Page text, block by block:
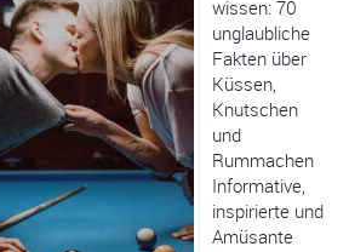
wissen: 70
unglaubliche
Fakten über
Küssen,
Knutschen
und
Rummachen
Informative,
inspirierte und
Amüsante